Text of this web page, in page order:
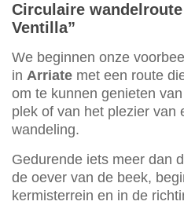
Circulaire
Ventilla”
We beginnen onze
in Arriate met een route
om te kunnen genieten
plek of van het plezier van
wandeling.
Gedurende iets meer dan
de oever van de beek,
kermisterrein en in de